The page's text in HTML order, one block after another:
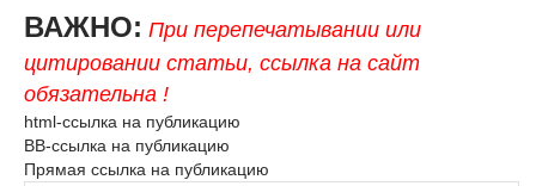
ВАЖНО: При перепечатывании или
цитировании статьи, ссылка на сайт
обязательна !
html-ссылка на публикацию
BB-ссылка на публикацию
Прямая ссылка на публикацию